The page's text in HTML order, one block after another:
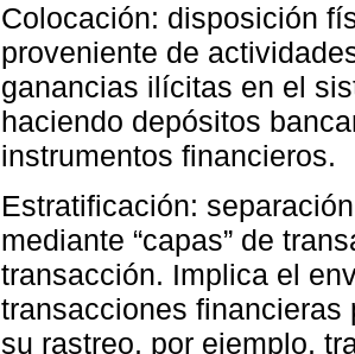
Colocación: disposición
proveniente de
ganancias ilícitas en el
haciendo depósitos
instrumentos financieros.
Estratificación:
mediante “capas” de
transacción. Implica el
transacciones financieras
su rastreo, por ejemplo,